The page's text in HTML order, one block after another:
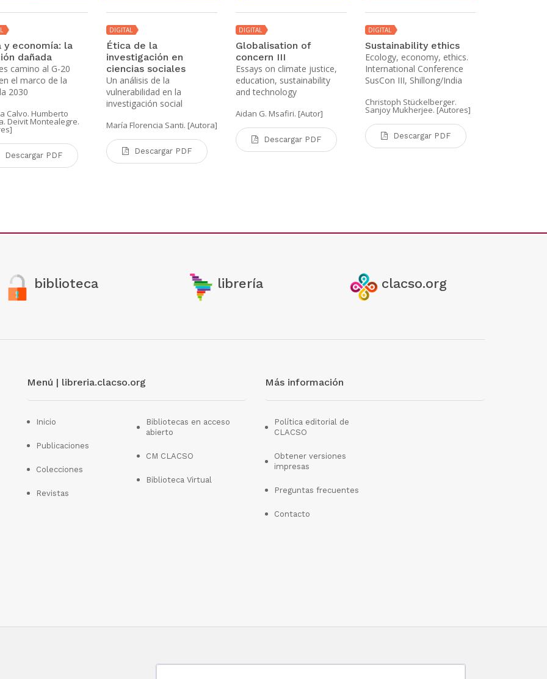
y economía: la
dañada
camino al G-20
el marco de la
2030
Calvo. Humberto
Deivit Montealegre.
Descargar PDF
DIGITAL
Ética de la
investigación en
ciencias sociales
Un análisis de la
vulnerabilidad en la
investigación social
María Florencia Santi. [Autora]
Descargar PDF
DIGITAL
Globalisation of
concern III
Essays on climate justice,
education, sustainability
and technology
Aidan G. Msafiri. [Autor]
Descargar PDF
DIGITAL
Sustainability ethics
Ecology, economy, ethics.
International Conference
SusCon III, Shillong/India
Christoph Stückelberger.
Sanjoy Mukherjee. [Autores]
Descargar PDF
biblioteca librería clacso.org
Menú | libreria.clacso.org
Inicio
Publicaciones
Colecciones
Revistas
Bibliotecas en acceso
abierto
CM CLACSO
Biblioteca Virtual
Más información
Política editorial de
CLACSO
Obtener versiones
impresas
Preguntas frecuentes
Contacto